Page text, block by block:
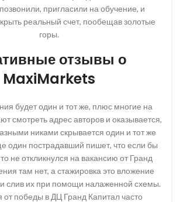
пригласили на обучение, и
реальный счет, пообещав золотые
горы.
отзывы о
MaxiMarkets
будет один и тот же, плюс многие на
смотреть адрес авторов и оказывается,
никами скрывается один и тот же
один пострадавший пишет, что если бы
не откликнулся на вакансию от Гранд
там нет, а стажировка это вложение
слив их при помощи налаженной схемы.
победы в ДЦ Гранд Капитал часто